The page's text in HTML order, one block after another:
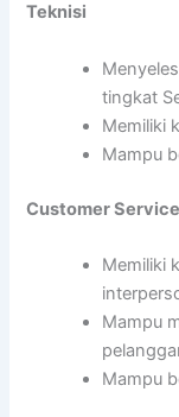
Teknisi
tingkat
Memiliki
Mampu
Customer Service
Memiliki
Mampu
Mampu